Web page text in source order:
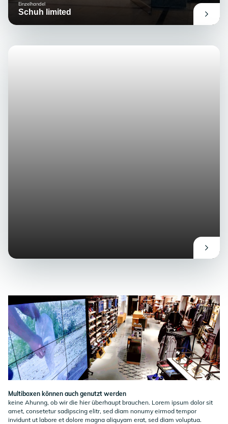
Einzelhandel
Schuh limited
Multiboxen können auch genutzt werden
keine Ahunng, ob wir die hier überhaupt brauchen. Lorem ipsum dolor sit
amet, consetetur sadipscing elitr, sed diam nonumy eirmod tempor
invidunt ut labore et dolore magna aliquyam erat, sed diam voluptua.